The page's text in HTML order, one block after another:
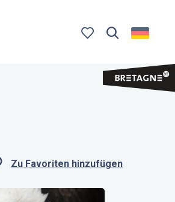
Ajouter aux
Zu Favoriten hinzufügen